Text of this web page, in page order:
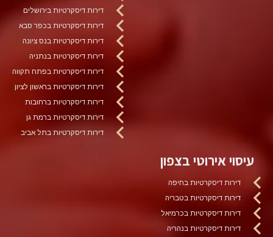
דירות דיסקרטיות בירושלים
דירות דיסקרטיות בכפר סבא
דירות דיסקרטיות בנס ציונה
דירות דיסקרטיות בנתניה
דירות דיסקרטיות בפתח תקווה
דירות דיסקרטיות בראשון לציון
דירות דיסקרטיות ברחובות
דירות דיסקרטיות ברמת גן
דירות דיסקרטיות בתל אביב
עיסוי אירוטי בצפון
דירות דיסקרטיות בחיפה
דירות דיסקרטיות בטבריה
דירות דיסקרטיות בכרמיאל
דירות דיסקרטיות בנהריה